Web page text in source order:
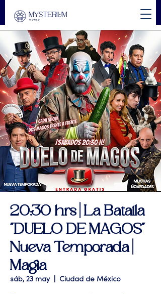
20:30 hrs | La Batalla
"DUELO DE MAGOS"
Nueva Temporada |
Magia
sáb, 23 may
  |
Ciudad de México